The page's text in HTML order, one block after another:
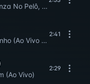
No Pelô, Vol.2 (Ao Vivo)
(Ao Vivo No RJ)
2:41
(Ao Vivo)
2:29